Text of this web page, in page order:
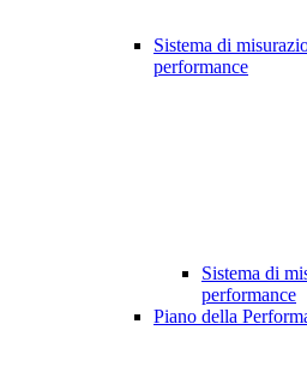
Sistema di
performance
Sistema di
performance
Piano della